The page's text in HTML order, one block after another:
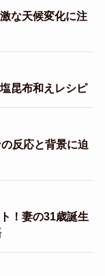
な天候変化に注
昆布和えレシピ
反応と背景に迫
！妻の31歳誕生